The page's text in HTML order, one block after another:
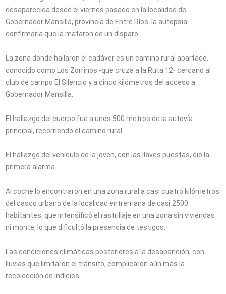
desaparecida desde el viernes pasado en la localidad de
Gobernador Mansilla, provincia de Entre Ríos. la autopsia
confirmaría que la mataron de un disparo.
La zona donde hallaron el cadáver es un camino rural apartado,
conocido como Los Zorrinos -que cruza a la Ruta 12- cercano al
club de campo El Silencio y a cinco kilómetros del acceso a
Gobernador Mansilla.
El hallazgo del cuerpo fue a unos 500 metros de la autovía
principal, recorriendo el camino rural.
El hallazgo del vehículo de la joven, con las llaves puestas, dio la
primera alarma.
Al coche lo encontraron en una zona rural a casi cuatro kilómetros
del casco urbano de la localidad entrerriana de casi 2500
habitantes, que intensificó el rastrillaje en una zona sin viviendas
ni monte, lo que dificultó la presencia de testigos.
Las condiciones climáticas posteriores a la desaparición, con
lluvias que limitaron el tránsito, complicaron aún más la
recolección de indicios.